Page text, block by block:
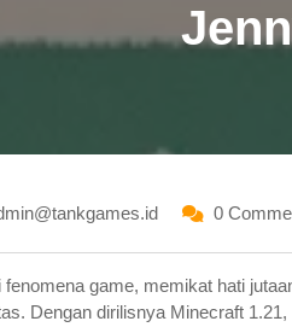
0
game, memikat hati
Dengan dirilisnya Minecraft